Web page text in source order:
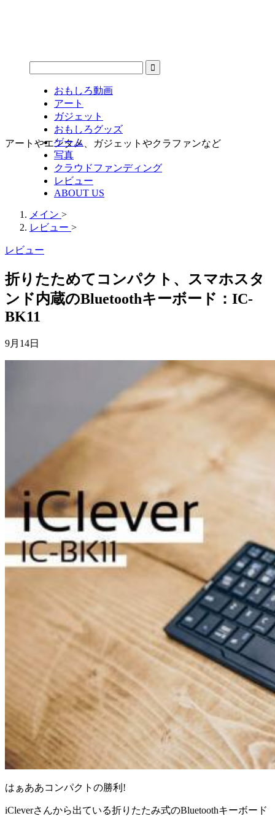
アートやエンタメ、ガジェットやクラファンなど
おもしろ動画
アート
ガジェット
おもしろグッズ
ゲーム
写真
クラウドファンディング
レビュー
ABOUT US
メイン >
レビュー >
レビュー
折りたためてコンパクト、スマホスタ
ンド内蔵のBluetoothキーボード：IC-
BK11
9月14日
はぁああコンパクトの勝利!
iCleverさんから出ている折りたたみ式のBluetoothキーボード